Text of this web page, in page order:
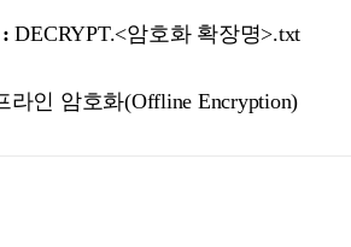
DECRYPT.<암호화 확장명>.txt
라인 암호화(Offline Encryption)